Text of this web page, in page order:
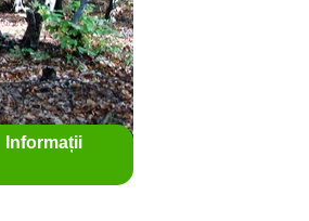
Informații